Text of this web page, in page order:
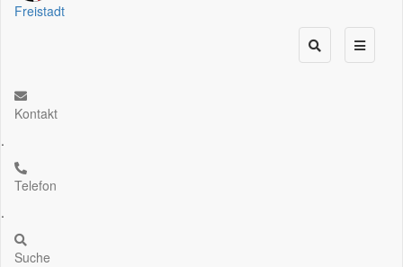
Freistadt
Kontakt
.
Telefon
.
Suche